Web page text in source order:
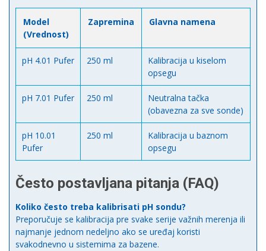
Model
(Vrednost)
Zapremina Glavna namena
pH 4.01 Pufer 250 ml
Kalibracija u kiselom
opsegu
pH 7.01 Pufer 250 ml
Neutralna tačka
(obavezna za sve sonde)
pH 10.01
Pufer
250 ml
Kalibracija u baznom
opsegu
Često postavljana pitanja (FAQ)
Koliko često treba kalibrisati pH sondu?
Preporučuje se kalibracija pre svake serije važnih merenja ili
najmanje jednom nedeljno ako se uređaj koristi
svakodnevno u sistemima za bazene.